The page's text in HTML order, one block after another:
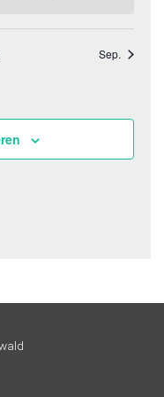
Sep.